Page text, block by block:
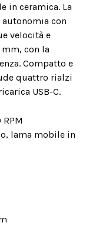
in ceramica. La
con
velocità e
con la
Compatto e
quattro rialzi
USB-C.
lama mobile in